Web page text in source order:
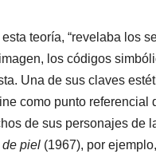
teoría, “revelaba los
los códigos
Una de sus claves
como punto referencial
de sus personajes de
de piel (1967), por ejemplo,